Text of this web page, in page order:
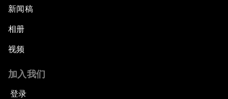
新闻稿
相册
视频
加入我们
登录